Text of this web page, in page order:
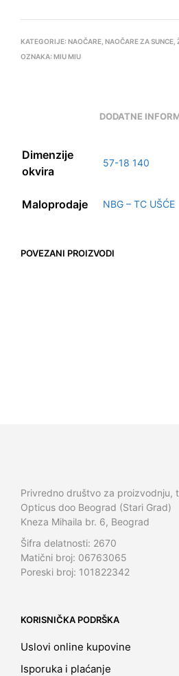
KATEGORIJE: NAOČARE NAOČARE ZA SUNCE
OZNAKA: MIU MIU
DODATNE
Dimenzije
okvira
57-18 140
Maloprodaje NBG – TC UŠĆE
POVEZANI PROIZVODI
Privredno društvo za proizvodnju,
Opticus doo Beograd (Stari Grad)
Kneza Mihaila br. 6, Beograd
Šifra delatnosti: 2670
Matični broj: 06763065
Poreski broj: 101822342
KORISNIČKA PODRŠKA
Uslovi online kupovine
Isporuka i plaćanje